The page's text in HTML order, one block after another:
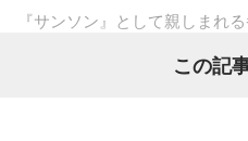
『サンソン』として親しまれ
んが過去に出演したラジオ番
この記